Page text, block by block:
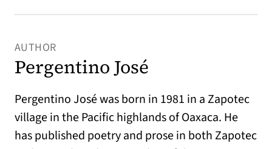
AUTHOR
Pergentino José
Pergentino José was born in 1981 in a Zapotec
village in the Pacific highlands of Oaxaca. He
has published poetry and prose in both Zapotec